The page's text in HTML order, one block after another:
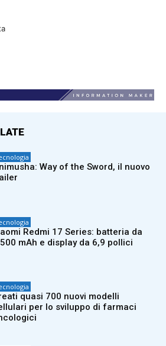
Way of the Sword, il nuovo
Redmi 17 Series: batteria da
mAh e display da 6,9 pollici
quasi 700 nuovi modelli
per lo sviluppo di farmaci